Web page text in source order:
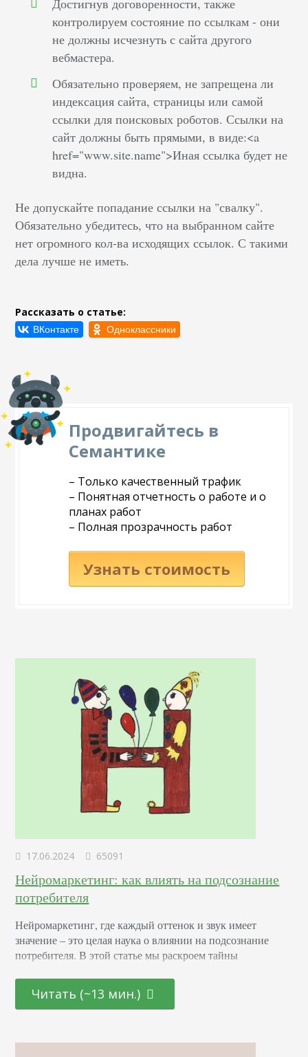
Достигнув договоренности, также
контролируем состояние по ссылкам - они
не должны исчезнуть с сайта другого
вебмастера.
Обязательно проверяем, не запрещена ли
индексация сайта, страницы или самой
ссылки для поисковых роботов. Ссылки на
сайт должны быть прямыми, в виде:<a
href="www.site.name">Иная ссылка будет не
видна.
Не допускайте попадание ссылки на "свалку".
Обязательно убедитесь, что на выбранном сайте
нет огромного кол-ва исходящих ссылок. С такими
дела лучше не иметь.
Рассказать о статье:
Продвигайтесь в
Семантике
– Только качественный трафик
– Понятная отчетность о работе и о
планах работ
– Полная прозрачность работ
Узнать стоимость
17.06.2024 65091
Нейромаркетинг: как влиять на подсознание
потребителя
Нейромаркетинг, где каждый оттенок и звук имеет
значение – это целая наука о влиянии на подсознание
потребителя. В этой статье мы раскроем тайны
последних достижениях в области психологии и
нейронаук. От подбора цветовой палитры до создания
человеческого сознания для повышения интереса и
Читать (~13 мин.)